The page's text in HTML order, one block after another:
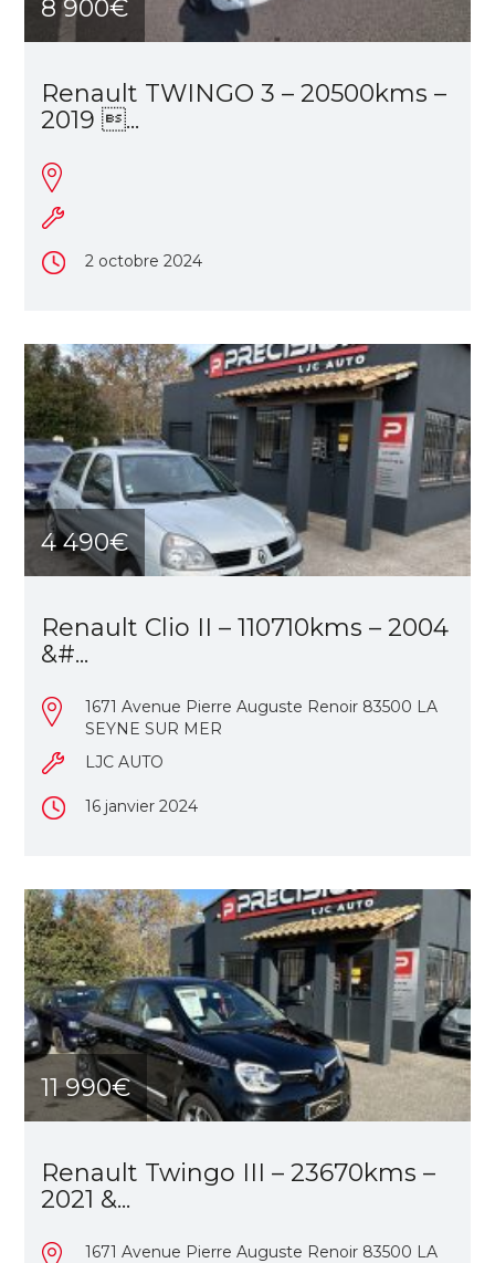
8 900€
Renault TWINGO 3 – 20500kms –
2019 ...
2 octobre 2024
4 490€
Renault Clio II – 110710kms – 2004
&#...
1671 Avenue Pierre Auguste Renoir 83500 LA
SEYNE SUR MER
LJC AUTO
16 janvier 2024
11 990€
Renault Twingo III – 23670kms –
2021 &...
1671 Avenue Pierre Auguste Renoir 83500 LA